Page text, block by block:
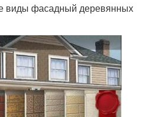
виды фасадный деревянных